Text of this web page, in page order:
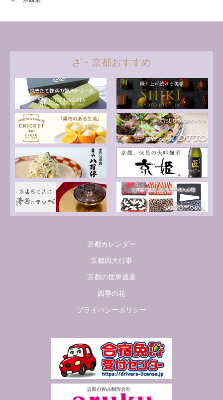
ざ・京都おすすめ
京都カレンダー
京都四大行事
京都の世界遺産
四季の花
プライバシーポリシー